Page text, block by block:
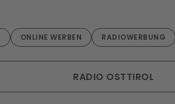
ONLINE WERBEN RADIOWERBUNG
RADIO OSTTIROL